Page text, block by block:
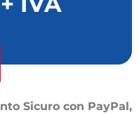
Sicuro con PayPal,